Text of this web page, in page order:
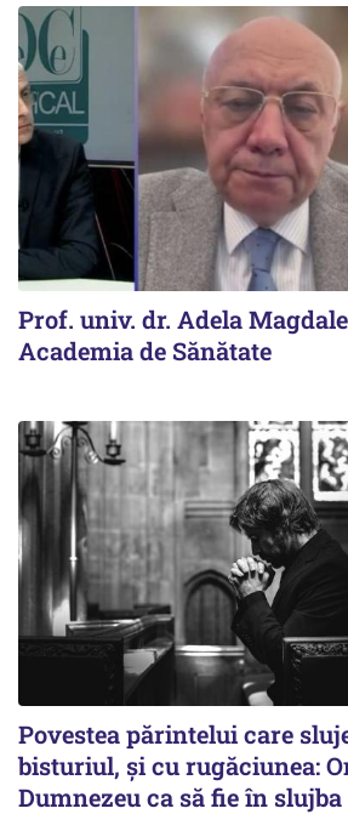
Prof. univ. dr. Adela
Academia de Sănătate
Povestea părintelui care
bisturiul, și cu rugăciunea:
Dumnezeu ca să fie în